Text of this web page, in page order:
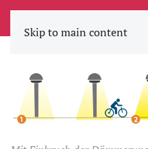
Skip to main content